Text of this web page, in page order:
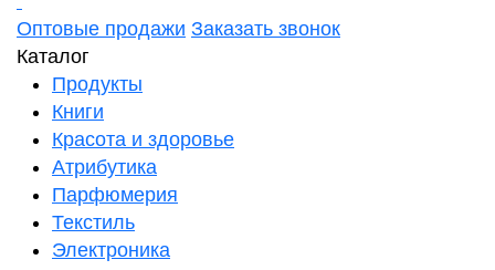
Оптовые продажи Заказать звонок
Каталог
Продукты
Книги
Красота и здоровье
Атрибутика
Парфюмерия
Текстиль
Электроника